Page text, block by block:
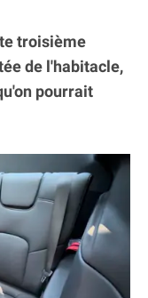
troisième
de l'habitacle,
pourrait